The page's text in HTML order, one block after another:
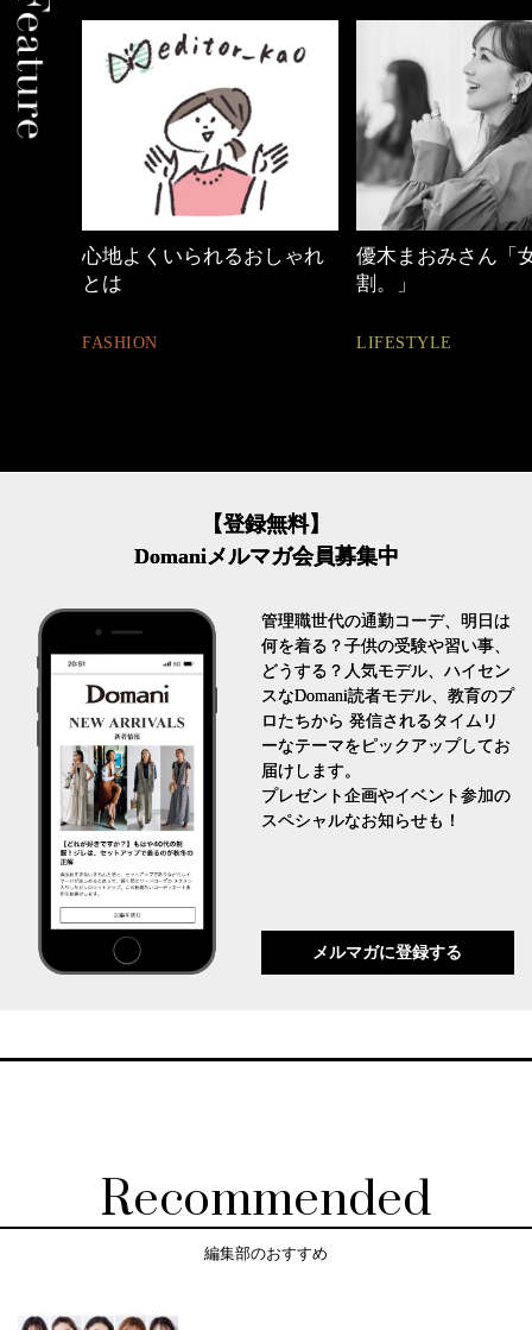
優木まおみさん「女の時間
割。」
LIFESTYLE
40代の小顔メイク
【登録無料】
Domaniメルマガ会員募集中
管理職世代の通勤コーデ、明日は
何を着る？子供の受験や習い事、
どうする？人気モデル、ハイセン
スなDomani読者モデル、教育のプ
ロたちから 発信されるタイムリ
ーなテーマをピックアップしてお
届けします。
プレゼント企画やイベント参加の
スペシャルなお知らせも！
メルマガに登録する
Recommended
編集部のおすすめ